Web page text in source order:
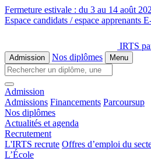
Fermeture estivale : du 3 au 14 août
Espace candidats / espace apprenants
IRTS
Admission Nos diplômes Menu
Admission
Admissions Financements Parcoursup
Nos diplômes
Actualités et agenda
Recrutement
L'IRTS recrute Offres d’emploi du
L’École